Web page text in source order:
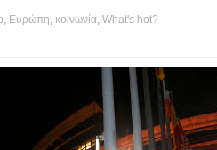
Ευρώπη κοινωνία What's hot?